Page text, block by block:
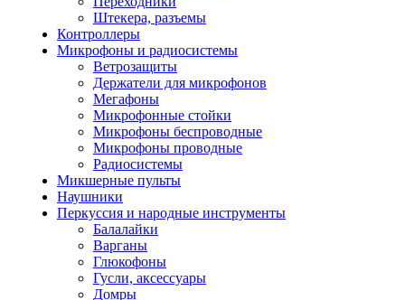
Штекера, разъемы
Контроллеры
Микрофоны и радиосистемы
Ветрозащиты
Держатели для микрофонов
Мегафоны
Микрофонные стойки
Микрофоны беспроводные
Микрофоны проводные
Радиосистемы
Микшерные пульты
Наушники
Перкуссия и народные инструменты
Балалайки
Варганы
Глюкофоны
Гусли, аксессуары
Домры